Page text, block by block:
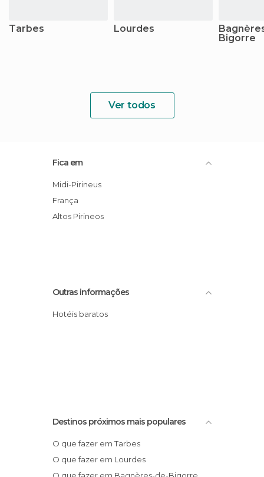
Tarbes Lourdes
Bigorre
Ver todos
Fica em
Midi-Pirineus
França
Altos Pirineos
Outras informações
Hotéis baratos
Destinos próximos mais populares
O que fazer em Tarbes
O que fazer em Lourdes